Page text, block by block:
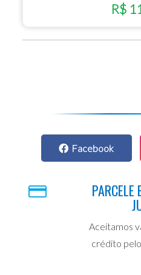
R$
Facebook
Aceitamos
crédito